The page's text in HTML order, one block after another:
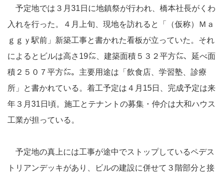
予定地では３月31日に地鎮祭が行われ、橋本社長がくわ
入れを行った。４月上旬、現地を訪れると「（仮称）Ｍａ
ｇｇｙ駅前」新築工事と書かれた看板が立っていた。それ
によるとビルは高さ19㍍、建築面積５３２平方㍍、延べ面
積２５０７平方㍍。主要用途は「飲食店、学習塾、診療
所」と書かれている。着工予定は４月15日、完成予定は来
年３月31日頃。施工とテナントの募集・仲介は大和ハウス
工業が担っている。
予定地の真上には工事が途中でストップしているペデス
トリアンデッキがあり、ビルの建設に併せて３階部分と接